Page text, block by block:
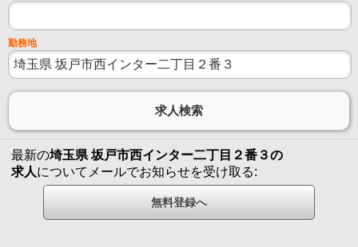
勤務地
最新の埼玉県 坂戸市西インター二丁目２番３の
求人についてメールでお知らせを受け取る: